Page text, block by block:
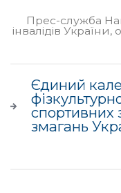
Прес-служба
інвалідів
Єдиний
спортивних
змагань